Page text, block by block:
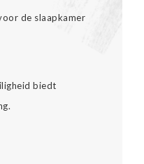
de slaapkamer
biedt